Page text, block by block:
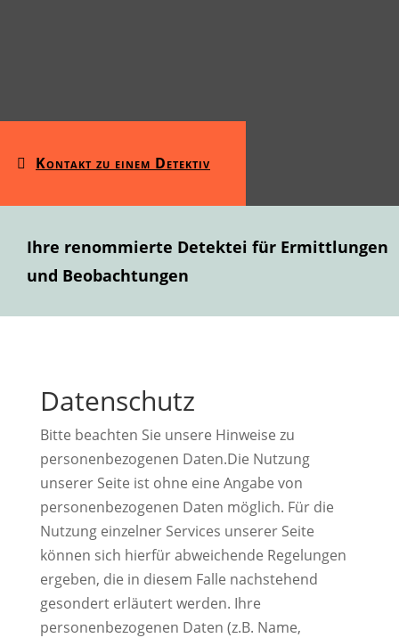
Kontakt zu einem Detektiv
Ihre renommierte Detektei für Ermittlungen
und Beobachtungen
Datenschutz
Bitte beachten Sie unsere Hinweise zu
personenbezogenen Daten.Die Nutzung
unserer Seite ist ohne eine Angabe von
personenbezogenen Daten möglich. Für die
Nutzung einzelner Services unserer Seite
können sich hierfür abweichende Regelungen
ergeben, die in diesem Falle nachstehend
gesondert erläutert werden. Ihre
personenbezogenen Daten (z.B. Name,